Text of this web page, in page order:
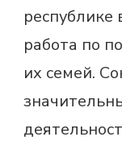
республике
работа по
их семей.